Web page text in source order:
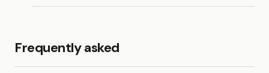
Frequently asked